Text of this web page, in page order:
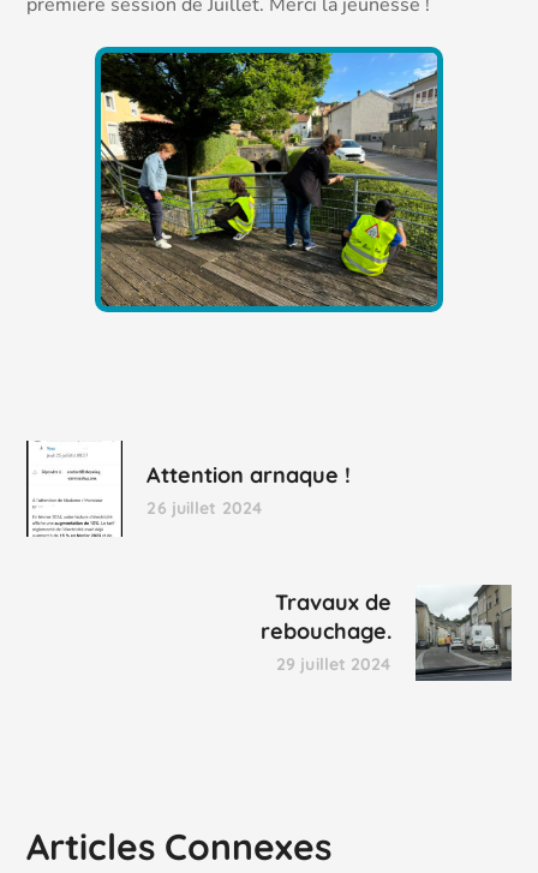
Attention arnaque !
26 juillet 2024
Travaux de
rebouchage.
29 juillet 2024
Articles Connexes